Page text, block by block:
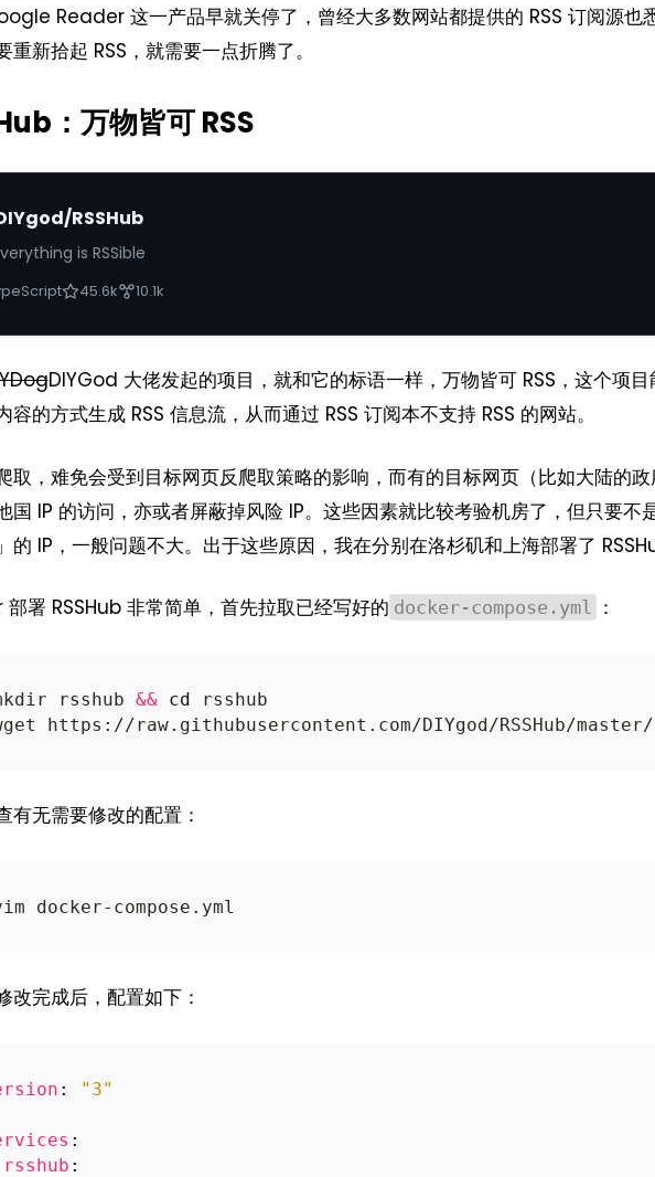
Reader 这一产品早就关停了，曾经大多数网站都提供的 RSS 订阅源也
重新拾起 RSS，就需要一点折腾了。
：万物皆可 RSS
RSSHub
is RSSible
45.6k 10.1k
DIYGod 大佬发起的项目，就和它的标语一样，万物皆可 RSS，这个项目
容的方式生成 RSS 信息流，从而通过 RSS 订阅本不支持 RSS 的网站。
取，难免会受到目标网页反爬取策略的影响，而有的目标网页（比如大陆的政
国 IP 的访问，亦或者屏蔽掉风险 IP。这些因素就比较考验机房了，但只要不
的 IP，一般问题不大。出于这些原因，我在分别在洛杉矶和上海部署了
署 RSSHub 非常简单，首先拉取已经写好的 docker-compose.yml ：
rsshub && cd
有无需要修改的配置：
改完成后，配置如下：
: "3"
:
rsshub :